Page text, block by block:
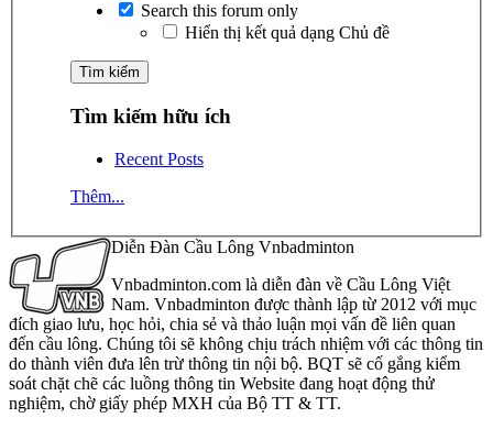
Search this forum only
Hiển thị kết quả dạng Chủ đề
Tìm kiếm hữu ích
Recent Posts
Thêm...
Diễn Đàn Cầu Lông Vnbadminton
Vnbadminton.com là diễn đàn về Cầu Lông Việt
Nam. Vnbadminton được thành lập từ 2012 với mục
đích giao lưu, học hỏi, chia sẻ và thảo luận mọi vấn đề liên quan
đến cầu lông. Chúng tôi sẽ không chịu trách nhiệm với các thông tin
do thành viên đưa lên trừ thông tin nội bộ. BQT sẽ cố gắng kiểm
soát chặt chẽ các luồng thông tin Website đang hoạt động thử
nghiệm, chờ giấy phép MXH của Bộ TT & TT.